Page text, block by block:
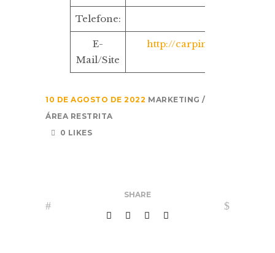
Telefone:
E-
Mail/Site
http://carpina.pe.gov.br/
10 DE AGOSTO DE 2022 MARKETING
ÁREA RESTRITA
0 LIKES
SHARE